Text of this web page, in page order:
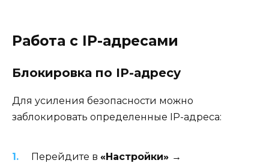
Работа с IP-адресами
Блокировка по IP-адресу
Для усиления безопасности можно
заблокировать определенные IP-адреса:
Перейдите в «Настройки» →